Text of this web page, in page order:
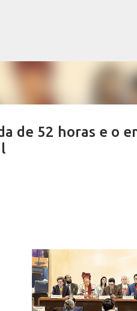
de 52 horas e o